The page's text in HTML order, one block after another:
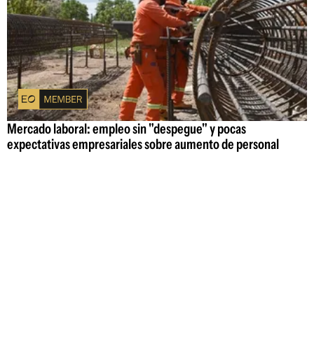
Mercado laboral: empleo sin "despegue" y pocas
expectativas empresariales sobre aumento de personal